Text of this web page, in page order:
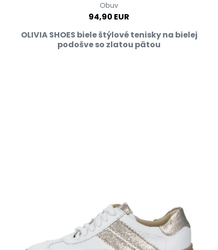
Obuv
94,90 EUR
OLIVIA SHOES biele štýlové tenisky na bielej
podošve so zlatou pätou